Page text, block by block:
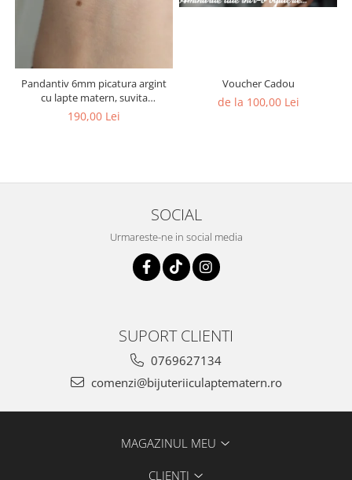
Pandantiv 6mm picatura argint
cu lapte matern, suvita
bebelusului si bucati din
cordonul ombilical
190,00 Lei
Voucher Cadou
de la 100,00 Lei
SOCIAL
Urmareste-ne in social media
SUPORT CLIENTI
0769627134
comenzi@bijuteriiculaptematern.ro
MAGAZINUL MEU
CLIENTI